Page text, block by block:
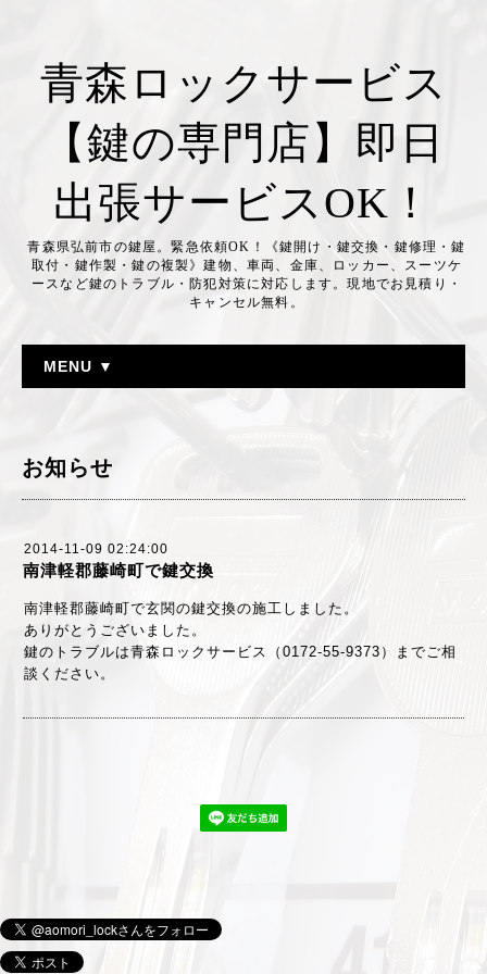
青森ロックサービス
【鍵の専門店】即日
出張サービスOK！
青森県弘前市の鍵屋。緊急依頼OK！《鍵開け・鍵交換・鍵修理・鍵
取付・鍵作製・鍵の複製》建物、車両、金庫、ロッカー、スーツケ
ースなど鍵のトラブル・防犯対策に対応します。現地でお見積り・
キャンセル無料。
MENU ▼
お知らせ
2014-11-09 02:24:00
南津軽郡藤崎町で鍵交換
南津軽郡藤崎町で玄関の鍵交換の施工しました。
ありがとうございました。
鍵のトラブルは青森ロックサービス（0172-55-9373）までご相
談ください。